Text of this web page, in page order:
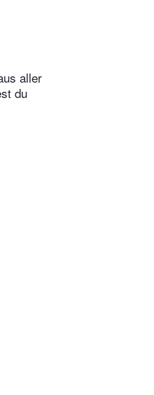
aller
du